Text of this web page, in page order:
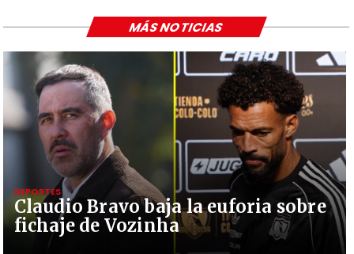
Claudio Bravo baja la euforia sobre
fichaje de Vozinha
DEPORTES
MÁS NOTICIAS